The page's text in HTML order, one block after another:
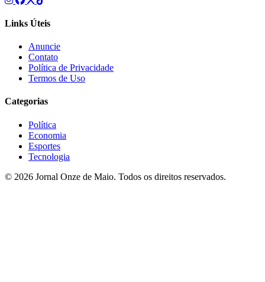
Links Úteis
Anuncie
Contato
Política de Privacidade
Termos de Uso
Categorias
Política
Economia
Esportes
Tecnologia
© 2026 Jornal Onze de Maio. Todos os direitos reservados.